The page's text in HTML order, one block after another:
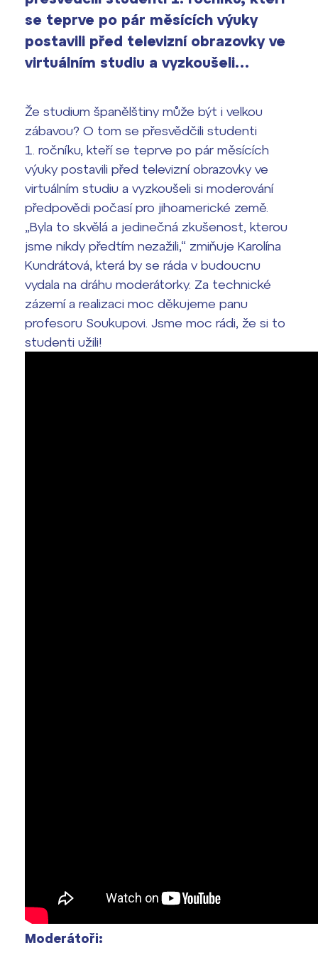
Výsledky 1. kola přijímacího řízení
2026/2027
Maturitní zkoušky
FOCUSing
Zahraniční stipendia
ČAG studentský
Maturitní témata
Pomoc! Mám problém!
Harmonogram školního roku
Termíny maturit
Bakaláři
Office 365
se teprve po pár měsících výuky
postavili před televizní obrazovky ve
virtuálním studiu a vyzkoušeli…
Že studium španělštiny může být i velkou
zábavou? O tom se přesvědčili studenti
1. ročníku, kteří se teprve po pár měsících
výuky postavili před televizní obrazovky ve
virtuálním studiu a vyzkoušeli si moderování
předpovědi počasí pro jihoamerické země.
„Byla to skvělá a jedinečná zkušenost, kterou
jsme nikdy předtím nezažili,“ zmiňuje Karolína
Kundrátová, která by se ráda v budoucnu
vydala na dráhu moderátorky. Za technické
zázemí a realizaci moc děkujeme panu
profesoru Soukupovi. Jsme moc rádi, že si to
studenti užili!
Moderátoři: